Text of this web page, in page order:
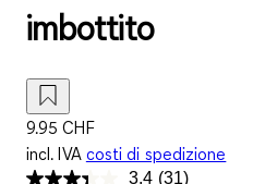
imbottito
9.95 CHF
incl. IVA costi di spedizione
3.4 (31)